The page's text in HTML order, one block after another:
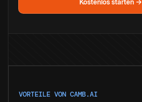
Kostenlos starten →
VORTEILE VON CAMB.AI